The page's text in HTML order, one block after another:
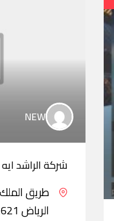
NEW
شركة الراشد ايه
طريق
الرياض 12621